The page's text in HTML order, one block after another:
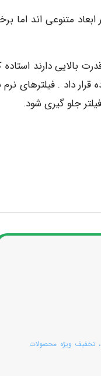
متنوعی اند اما
بالایی دارند استاده
داد . فیلترهای نرم
جلو گیری شود.
تخفیف ویژه محصولات